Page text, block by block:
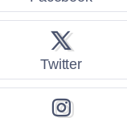
Twitter